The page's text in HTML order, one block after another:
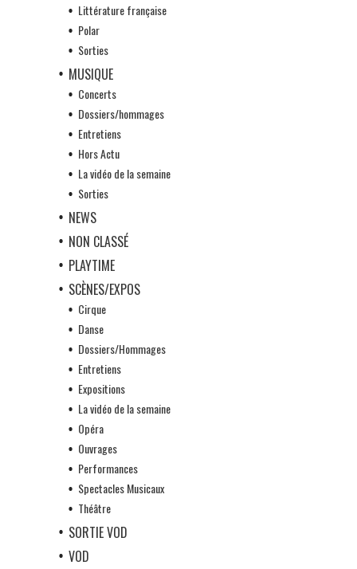
Littérature française
Polar
Sorties
MUSIQUE
Concerts
Dossiers/hommages
Entretiens
Hors Actu
La vidéo de la semaine
Sorties
NEWS
NON CLASSÉ
PLAYTIME
SCÈNES/EXPOS
Cirque
Danse
Dossiers/Hommages
Entretiens
Expositions
La vidéo de la semaine
Opéra
Ouvrages
Performances
Spectacles Musicaux
Théâtre
SORTIE VOD
VOD